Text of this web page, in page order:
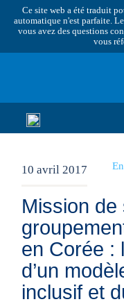
Ce site web a été traduit
automatique n'est parfaite.
vous avez des questions
vous
10 avril 2017
Mission de
en Corée :
d’un
inclusif et